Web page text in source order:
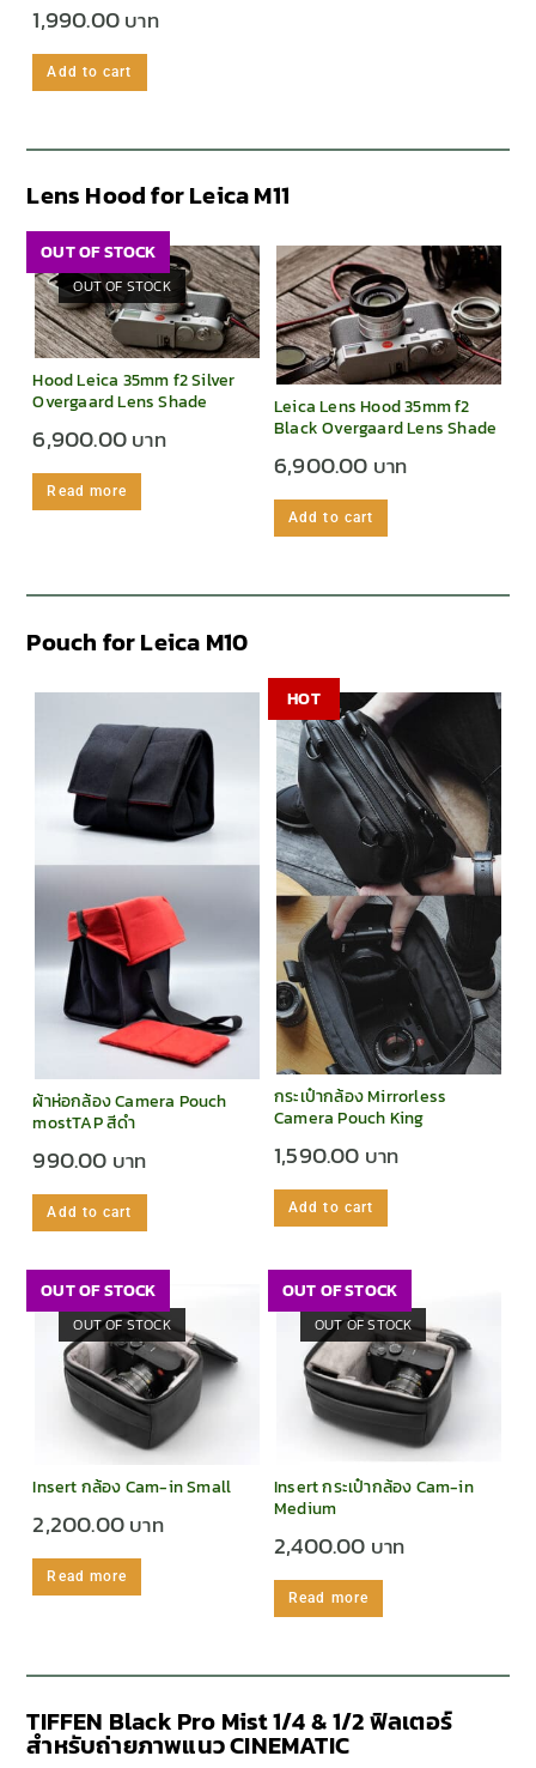
1,990.00
Add to cart
Lens Hood for Leica M11
OUT OF STOCK
OUT OF STOCK
Hood Leica 35mm f2 Silver
Overgaard Lens Shade
6,900.00
Read more
Leica Lens Hood 35mm f2
Black Overgaard Lens Shade
6,900.00
Add to cart
Pouch for Leica M10
ผ้าห่อกล้อง Camera Pouch
mostTAP สีดำ
990.00
Add to cart
HOT
กระเป๋ากล้อง Mirrorless
Camera Pouch King
1,590.00
Add to cart
OUT OF STOCK
OUT OF STOCK
Insert กล้อง Cam-in Small
2,200.00
Read more
OUT OF STOCK
OUT OF STOCK
Insert กระเป๋ากล้อง Cam-in
Medium
2,400.00
Read more
TIFFEN Black Pro Mist 1/4 & 1/2 ฟิลเตอร์
สำหรับถ่ายภาพแนว CINEMATIC